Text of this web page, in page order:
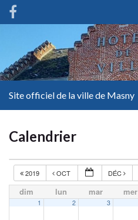
Site officiel de la ville de Masny
Calendrier
2019 OCT DÉC
dim lun mar mer
1 2 3